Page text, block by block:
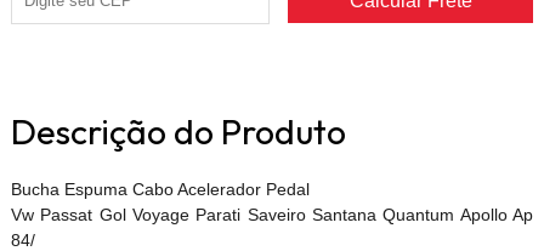
Descrição do Produto
Bucha Espuma Cabo Acelerador Pedal
Vw Passat Gol Voyage Parati Saveiro Santana Quantum Apollo Ap
84/